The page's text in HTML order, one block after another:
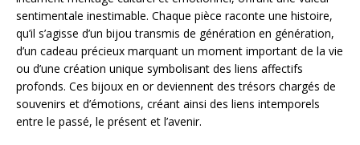
sentimentale inestimable. Chaque pièce raconte une histoire,
qu’il s’agisse d’un bijou transmis de génération en génération,
d’un cadeau précieux marquant un moment important de la vie
ou d’une création unique symbolisant des liens affectifs
profonds. Ces bijoux en or deviennent des trésors chargés de
souvenirs et d’émotions, créant ainsi des liens intemporels
entre le passé, le présent et l’avenir.